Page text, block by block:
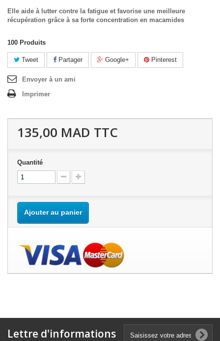
Elle aide à lutter contre la fatigue et favorise une meilleure
récupération grâce à sa forte concentration en macamides
100 Produits
Tweet Partager Google+ Pinterest
Envoyer à un ami
Imprimer
135,00 MAD TTC
Quantité
Ajouter au panier
Lettre d'informations